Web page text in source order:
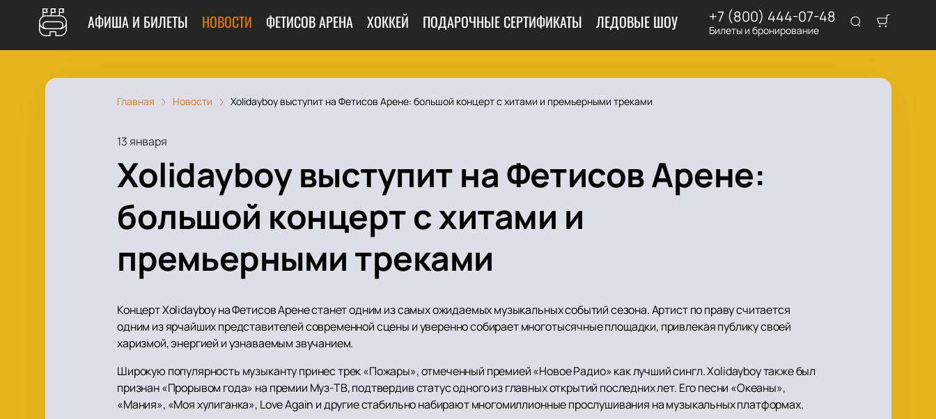
АФИША И БИЛЕТЫ НОВОСТИ ФЕТИСОВ АРЕНА ХОККЕЙ ПОДАРОЧНЫЕ СЕРТИФИКАТЫ ЛЕДОВЫЕ ШОУ +7 (800) 444-07-48
Билеты и бронирование
Главная Новости Xolidayboy выступит на Фетисов Арене: большой концерт с хитами и премьерными треками
13 января
Xolidayboy выступит на Фетисов Арене:
большой концерт с хитами и
премьерными треками
Концерт Xolidayboy на Фетисов Арене станет одним из самых ожидаемых музыкальных событий сезона. Артист по праву считается
одним из ярчайших представителей современной сцены и уверенно собирает многотысячные площадки, привлекая публику своей
харизмой, энергией и узнаваемым звучанием.
Широкую популярность музыканту принес трек «Пожары», отмеченный премией «Новое Радио» как лучший сингл. Xolidayboy также был
признан «Прорывом года» на премии Муз-ТВ, подтвердив статус одного из главных открытий последних лет. Его песни «Океаны»,
«Мания», «Моя хулиганка», Love Again и другие стабильно набирают многомиллионные прослушивания на музыкальных платформах.